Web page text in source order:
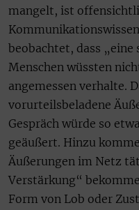
mangelt, ist
beobachtet, dass
Menschen wüssten
angemessen verhalte.
vorurteilsbeladene
Gespräch würde so
geäußert. Hinzu
Äußerungen im Netz
Verstärkung“
Form von Lob oder